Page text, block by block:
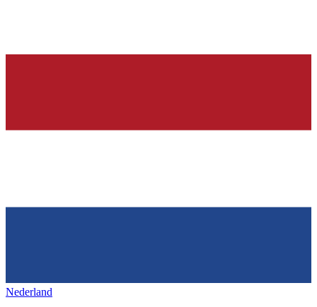
Nederland